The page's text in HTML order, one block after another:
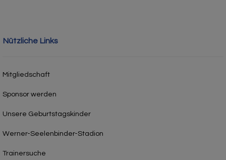
Nützliche Links
Mitgliedschaft
Sponsor werden
Unsere Geburtstagskinder
Werner-Seelenbinder-Stadion
Trainersuche